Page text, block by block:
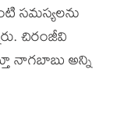
సమస్యలను
చిరంజీవి
నాగబాబు అన్ని